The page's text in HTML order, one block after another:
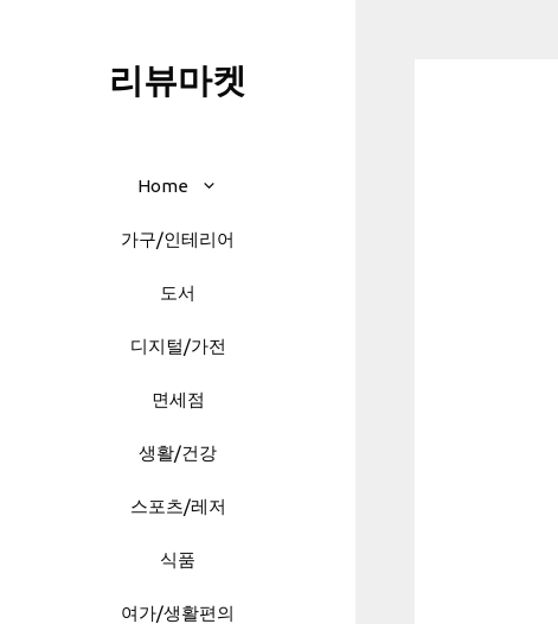
리뷰마켓
Home
가구/인테리어
도서
디지털/가전
면세점
생활/건강
스포츠/레저
식품
여가/생활편의